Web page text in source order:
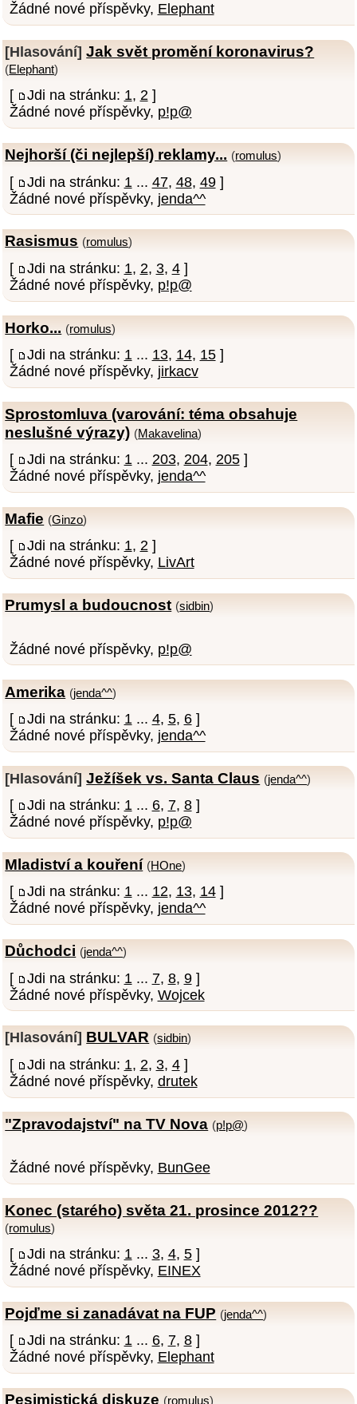
Žádné nové příspěvky, Elephant
[Hlasování] Jak svět promění koronavirus?
(Elephant)
[ Jdi na stránku: 1, 2]
Žádné nové příspěvky, p!p@
Nejhorší (či nejlepší) reklamy... (romulus)
[ Jdi na stránku: 1 ... 47, 48, 49]
Žádné nové příspěvky, jenda^^
Rasismus (romulus)
[ Jdi na stránku: 1, 2, 3, 4]
Žádné nové příspěvky, p!p@
Horko... (romulus)
[ Jdi na stránku: 1 ... 13, 14, 15]
Žádné nové příspěvky, jirkacv
Sprostomluva (varování: téma obsahuje
neslušné výrazy) (Makavelina)
[ Jdi na stránku: 1... 203, 204, 205]
Žádné nové příspěvky, jenda^^
Mafie (Ginzo)
[ Jdi na stránku: 1, 2]
Žádné nové příspěvky, LivArt
Prumysl a budoucnost (sidbin)
Žádné nové příspěvky, p!p@
Amerika (jenda^^)
[ Jdi na stránku: 1 ... 4, 5, 6]
Žádné nové příspěvky, jenda^^
[Hlasování] Ježíšek vs. Santa Claus (jenda^^)
[ Jdi na stránku: 1... 6, 7, 8]
Žádné nové příspěvky, p!p@
Mladiství a kouření (HOne)
[ Jdi na stránku: 1... 12, 13, 14]
Žádné nové příspěvky, jenda^^
Důchodci (jenda^^)
[ Jdi na stránku: 1 ... 7, 8, 9]
Žádné nové příspěvky, Wojcek
[Hlasování] BULVAR (sidbin)
[ Jdi na stránku: 1, 2, 3, 4]
Žádné nové příspěvky, drutek
"Zpravodajství" na TV Nova (p!p@)
Žádné nové příspěvky, BunGee
Konec (starého) světa 21. prosince 2012??
(romulus)
[ Jdi na stránku: 1... 3, 4, 5]
Žádné nové příspěvky, EINEX
Pojďme si zanadávat na FUP (jenda^^)
[ Jdi na stránku: 1... 6, 7, 8]
Žádné nové příspěvky, Elephant
Pesimistická diskuze (romulus)